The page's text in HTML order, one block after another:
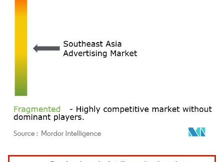
Imagem © Mordor Intelligence. O reuso requer atribuição conforme CC BY 4.0.